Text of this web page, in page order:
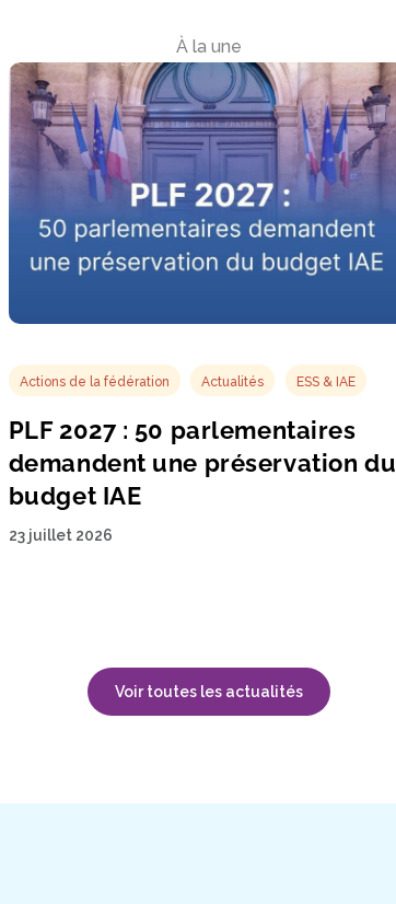
À la une
Actions de la fédération Actualités ESS & IAE
PLF 2027 : 50 parlementaires
demandent une préservation du
budget IAE
23 juillet 2026
Voir toutes les actualités